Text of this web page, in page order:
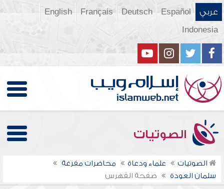
عربي Español
Deutsch
Français
English
Indonesia
الصوتيات
الصوتيات علماء ودعاة
محاضرات مفرغة
سلمان العودة
صفحة الفهرس